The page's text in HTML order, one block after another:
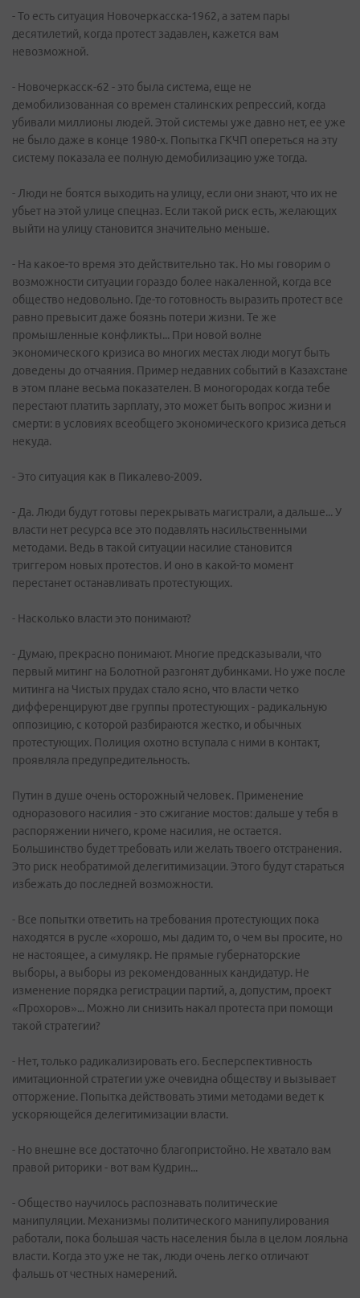
- То есть ситуация Новочеркасска-1962, а затем пары
десятилетий, когда протест задавлен, кажется вам
невозможной.
- Новочеркасск-62 - это была система, еще не
демобилизованная со времен сталинских репрессий, когда
убивали миллионы людей. Этой системы уже давно нет, ее уже
не было даже в конце 1980-х. Попытка ГКЧП опереться на эту
систему показала ее полную демобилизацию уже тогда.
- Люди не боятся выходить на улицу, если они знают, что их не
убьет на этой улице спецназ. Если такой риск есть, желающих
выйти на улицу становится значительно меньше.
- На какое-то время это действительно так. Но мы говорим о
возможности ситуации гораздо более накаленной, когда все
общество недовольно. Где-то готовность выразить протест все
равно превысит даже боязнь потери жизни. Те же
промышленные конфликты... При новой волне
экономического кризиса во многих местах люди могут быть
доведены до отчаяния. Пример недавних событий в Казахстане
в этом плане весьма показателен. В моногородах когда тебе
перестают платить зарплату, это может быть вопрос жизни и
смерти: в условиях всеобщего экономического кризиса деться
некуда.
- Это ситуация как в Пикалево-2009.
- Да. Люди будут готовы перекрывать магистрали, а дальше... У
власти нет ресурса все это подавлять насильственными
методами. Ведь в такой ситуации насилие становится
триггером новых протестов. И оно в какой-то момент
перестанет останавливать протестующих.
- Насколько власти это понимают?
- Думаю, прекрасно понимают. Многие предсказывали, что
первый митинг на Болотной разгонят дубинками. Но уже после
митинга на Чистых прудах стало ясно, что власти четко
дифференцируют две группы протестующих - радикальную
оппозицию, с которой разбираются жестко, и обычных
протестующих. Полиция охотно вступала с ними в контакт,
проявляла предупредительность.
Путин в душе очень осторожный человек. Применение
одноразового насилия - это сжигание мостов: дальше у тебя в
распоряжении ничего, кроме насилия, не остается.
Большинство будет требовать или желать твоего отстранения.
Это риск необратимой делегитимизации. Этого будут стараться
избежать до последней возможности.
- Все попытки ответить на требования протестующих пока
находятся в русле «хорошо, мы дадим то, о чем вы просите, но
не настоящее, а симулякр. Не прямые губернаторские
выборы, а выборы из рекомендованных кандидатур. Не
изменение порядка регистрации партий, а, допустим, проект
«Прохоров»... Можно ли снизить накал протеста при помощи
такой стратегии?
- Нет, только радикализировать его. Бесперспективность
имитационной стратегии уже очевидна обществу и вызывает
отторжение. Попытка действовать этими методами ведет к
ускоряющейся делегитимизации власти.
- Но внешне все достаточно благопристойно. Не хватало вам
правой риторики - вот вам Кудрин...
- Общество научилось распознавать политические
манипуляции. Механизмы политического манипулирования
работали, пока большая часть населения была в целом лояльна
власти. Когда это уже не так, люди очень легко отличают
фальшь от честных намерений.